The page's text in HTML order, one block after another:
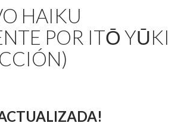
HAIKU
POR ITŌ YŪKI